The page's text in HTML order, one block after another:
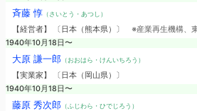
斉藤 惇（さいとう・あつし）
【経営者】 〔日本（熊本県）〕 ※産業再生機構、
1940年10月18日〜
大原 謙一郎（おおはら・けんいちろう）
【実業家】 〔日本（岡山県）〕
1940年10月18日〜
藤原 秀次郎（ふじわら・ひでじろう）